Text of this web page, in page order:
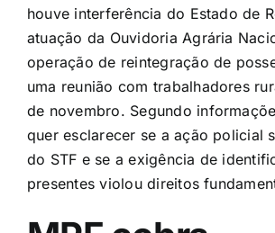
houve interferência do Estado de
atuação da Ouvidoria Agrária
operação de reintegração de
uma reunião com trabalhadores
de novembro. Segundo
quer esclarecer se a ação policial
do STF e se a exigência de
presentes violou direitos